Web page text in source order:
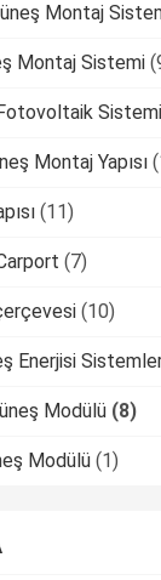
Montaj
Montaj Sistemi
Sistemi
Montaj Yapısı
(11)
(7)
(10)
Enerjisi
Modülü (8)
Modülü (1)